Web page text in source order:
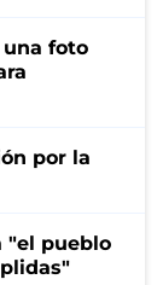
una foto
por la
"el pueblo